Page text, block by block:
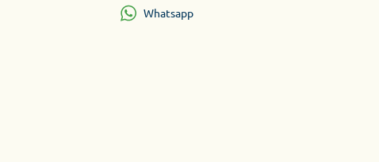
Whatsapp